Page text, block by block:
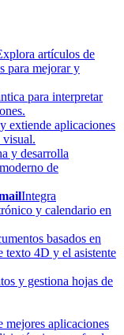
artículos de
para mejorar y
para interpretar
extiende aplicaciones
y desarrolla
de
Integra
y calendario en
basados en
texto 4D y el asistente
y gestiona hojas de
mejores aplicaciones